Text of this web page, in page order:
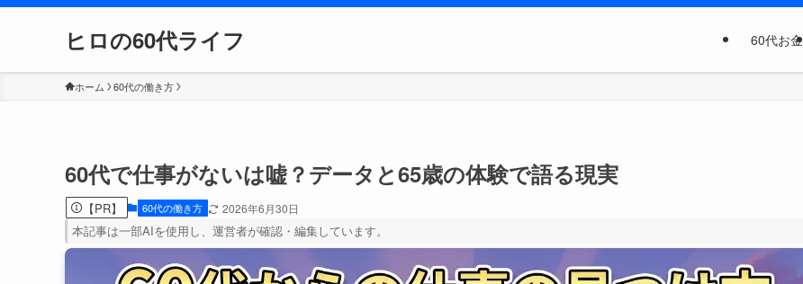
ヒロの60代ライフ 60代お金
ホーム 60代の働き方
60代で仕事がないは嘘？データと65歳の体験で語る現実
【PR】 60代の働き方 2026年6月30日
本記事は一部AIを使用し、運営者が確認・編集しています。